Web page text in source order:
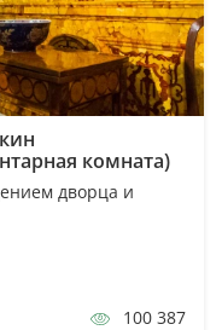
комната)
дворца и
100 387